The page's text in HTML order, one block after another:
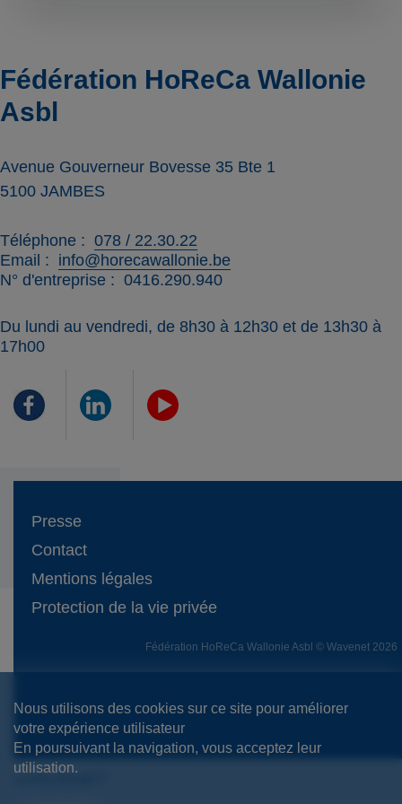
Nous utilisons des cookies sur ce site pour améliorer
votre expérience utilisateur
En poursuivant la navigation, vous acceptez leur
utilisation.
Fédération HoReCa Wallonie
Asbl
Avenue Gouverneur Bovesse 35 Bte 1
5100 JAMBES
Téléphone
078 / 22.30.22
Email
info@horecawallonie.be
N° d'entreprise
0416.290.940
Du lundi au vendredi, de 8h30 à 12h30 et de 13h30 à
17h00
Presse
Contact
Mentions légales
Protection de la vie privée
Fédération HoReCa Wallonie Asbl © Wavenet 2026